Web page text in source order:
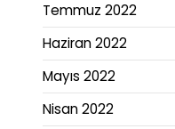
Temmuz 2022
Haziran 2022
Mayıs 2022
Nisan 2022